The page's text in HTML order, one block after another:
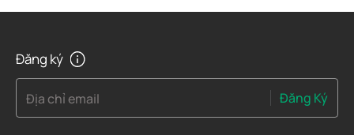
Đăng ký
Địa chỉ email Đăng Ký